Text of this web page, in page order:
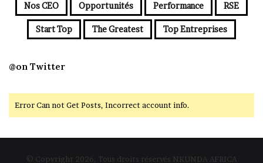
Nos CEO Opportunités Performance RSE
Start Top The Greatest Top Entreprises
@on Twitter
Error Can not Get Posts, Incorrect account info.
© Copyright 2026, Tous droits réservés NKUNDA AFRICA